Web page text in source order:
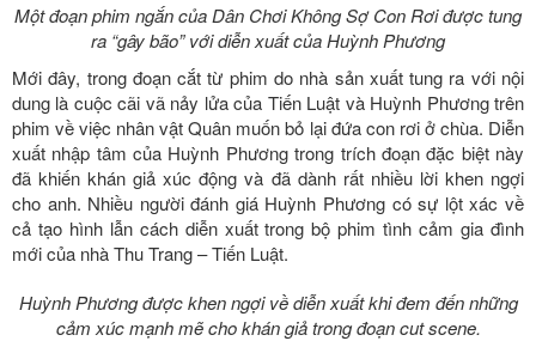
Một đoạn phim ngắn của Dân Chơi Không Sợ Con Rơi được tung
ra “gây bão” với diễn xuất của Huỳnh Phương
Mới đây, trong đoạn cắt từ phim do nhà sản xuất tung ra với nội
dung là cuộc cãi vã nảy lửa của Tiến Luật và Huỳnh Phương trên
phim về việc nhân vật Quân muốn bỏ lại đứa con rơi ở chùa. Diễn
xuất nhập tâm của Huỳnh Phương trong trích đoạn đặc biệt này
đã khiến khán giả xúc động và đã dành rất nhiều lời khen ngợi
cho anh. Nhiều người đánh giá Huỳnh Phương có sự lột xác về
cả tạo hình lẫn cách diễn xuất trong bộ phim tình cảm gia đình
mới của nhà Thu Trang – Tiến Luật.
Huỳnh Phương được khen ngợi về diễn xuất khi đem đến những
cảm xúc mạnh mẽ cho khán giả trong đoạn cut scene.